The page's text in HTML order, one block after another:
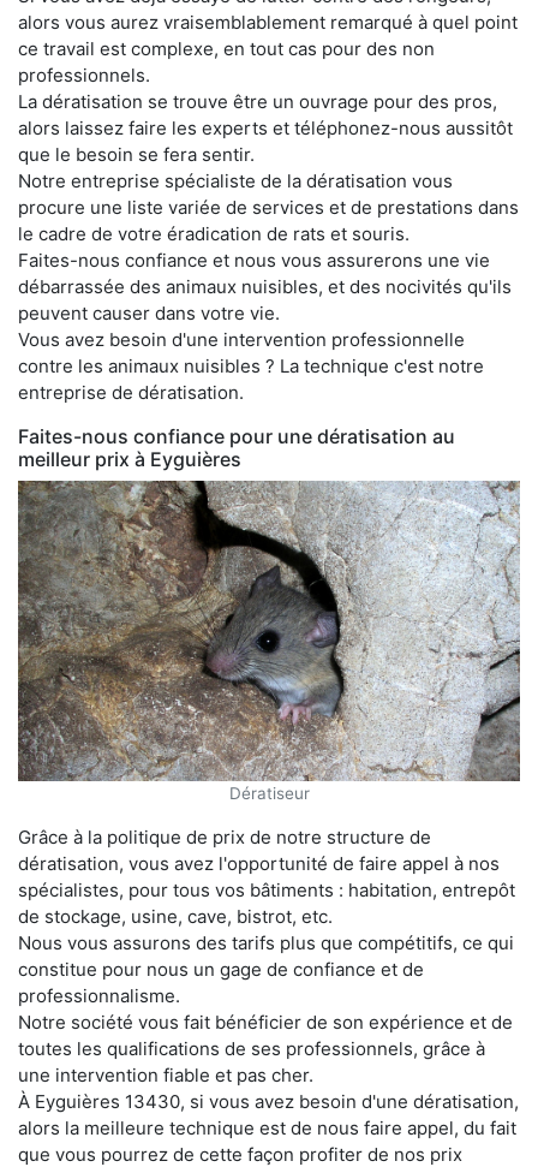
alors vous aurez vraisemblablement remarqué à quel point
ce travail est complexe, en tout cas pour des non
professionnels.
La dératisation se trouve être un ouvrage pour des pros,
alors laissez faire les experts et téléphonez-nous aussitôt
que le besoin se fera sentir.
Notre entreprise spécialiste de la dératisation vous
procure une liste variée de services et de prestations dans
le cadre de votre éradication de rats et souris.
Faites-nous confiance et nous vous assurerons une vie
débarrassée des animaux nuisibles, et des nocivités qu'ils
peuvent causer dans votre vie.
Vous avez besoin d'une intervention professionnelle
contre les animaux nuisibles ? La technique c'est notre
entreprise de dératisation.
Faites-nous confiance pour une dératisation au
meilleur prix à Eyguières
Dératiseur
Grâce à la politique de prix de notre structure de
dératisation, vous avez l'opportunité de faire appel à nos
spécialistes, pour tous vos bâtiments : habitation, entrepôt
de stockage, usine, cave, bistrot, etc.
Nous vous assurons des tarifs plus que compétitifs, ce qui
constitue pour nous un gage de confiance et de
professionnalisme.
Notre société vous fait bénéficier de son expérience et de
toutes les qualifications de ses professionnels, grâce à
une intervention fiable et pas cher.
À Eyguières 13430, si vous avez besoin d'une dératisation,
alors la meilleure technique est de nous faire appel, du fait
que vous pourrez de cette façon profiter de nos prix